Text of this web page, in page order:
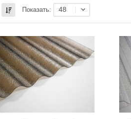
Показать: 48